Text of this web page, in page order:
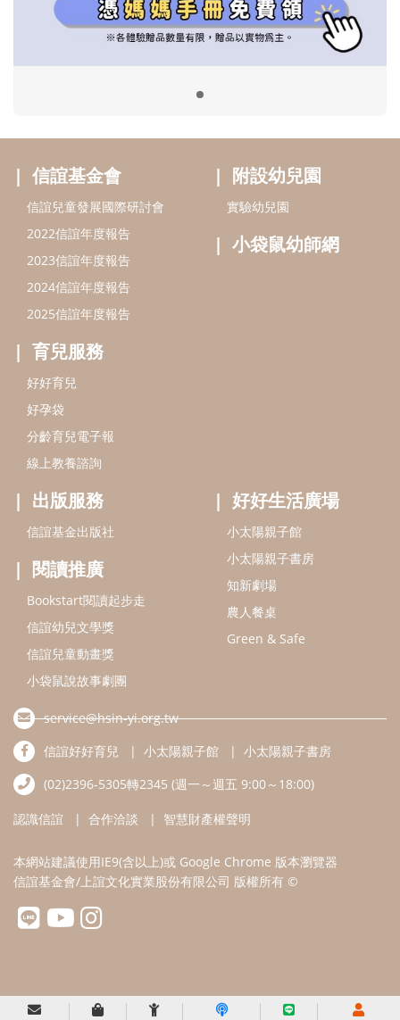
2022信誼年度報告
2023信誼年度報告
2024信誼年度報告
好孕袋
分齡育兒電子報
線上教養諮詢
小袋鼠幼師網
出版服務
信誼基金出版社
閱讀推廣
Bookstart閱讀起步走
信誼幼兒文學獎
信誼兒童動畫獎
小袋鼠說故事劇團
service@hsin-yi.org.tw
信誼好好育兒
小太陽親子書房
(02)2396-5305轉2345 (週一～週五 9:00～18:00)
認識信誼 合作洽談 智慧財產權聲明
本網站建議使用IE9(含以上)或 Google Chrome 版本瀏覽器
信誼基金會/上誼文化實業股份有限公司 版權所有 ©